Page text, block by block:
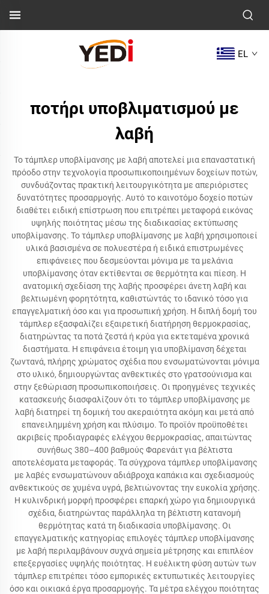
EL
ποτήρι υποβλιματισμού με
λαβή
Το τάμπλερ υποβλίμανσης με λαβή αποτελεί μια επαναστατική
πρόοδο στην τεχνολογία προσωπικοποιημένων δοχείων ποτών,
συνδυάζοντας πρακτική λειτουργικότητα με απεριόριστες
δυνατότητες προσαρμογής. Αυτό το καινοτόμο δοχείο ποτών
διαθέτει ειδική επίστρωση που επιτρέπει μεταφορά εικόνας
υψηλής ποιότητας μέσω της διαδικασίας εκτύπωσης
υποβλίμανσης. Το τάμπλερ υποβλίμανσης με λαβή χρησιμοποιεί
υλικά βασισμένα σε πολυεστέρα ή ειδικά επιστρωμένες
επιφάνειες που δεσμεύονται μόνιμα με τα μελάνια
υποβλίμανσης όταν εκτίθενται σε θερμότητα και πίεση. Η
ανατομική σχεδίαση της λαβής προσφέρει άνετη λαβή και
βελτιωμένη φορητότητα, καθιστώντάς το ιδανικό τόσο για
επαγγελματική όσο και για προσωπική χρήση. Η διπλή δομή του
τάμπλερ εξασφαλίζει εξαιρετική διατήρηση θερμοκρασίας,
διατηρώντας τα ποτά ζεστά ή κρύα για εκτεταμένα χρονικά
διαστήματα. Η επιφάνεια έτοιμη για υποβλίμανση δέχεται
ζωντανά, πλήρης χρώματος σχέδια που ενσωματώνονται μόνιμα
στο υλικό, δημιουργώντας ανθεκτικές στο γρατσούνισμα και
στην ξεθώριαση προσωπικοποιήσεις. Οι προηγμένες τεχνικές
κατασκευής διασφαλίζουν ότι το τάμπλερ υποβλίμανσης με
λαβή διατηρεί τη δομική του ακεραιότητα ακόμη και μετά από
επανειλημμένη χρήση και πλύσιμο. Το προϊόν προϋποθέτει
ακριβείς προδιαγραφές ελέγχου θερμοκρασίας, απαιτώντας
συνήθως 380–400 βαθμούς Φαρενάιτ για βέλτιστα
αποτελέσματα μεταφοράς. Τα σύγχρονα τάμπλερ υποβλίμανσης
με λαβές ενσωματώνουν αδιάβροχα καπάκια και σχεδιασμούς
ανθεκτικούς σε χυμένα υγρά, βελτιώνοντας την ευκολία χρήσης.
Η κυλινδρική μορφή προσφέρει επαρκή χώρο για δημιουργικά
σχέδια, διατηρώντας παράλληλα τη βέλτιστη κατανομή
θερμότητας κατά τη διαδικασία υποβλίμανσης. Οι
επαγγελματικής κατηγορίας επιλογές τάμπλερ υποβλίμανσης
με λαβή περιλαμβάνουν συχνά σημεία μέτρησης και επιπλέον
επεξεργασίες υψηλής ποιότητας. Η ευέλικτη φύση αυτών των
τάμπλερ επιτρέπει τόσο εμπορικές εκτυπωτικές λειτουργίες
όσο και οικιακά έργα προσαρμογής. Τα μέτρα ελέγχου ποιότητας